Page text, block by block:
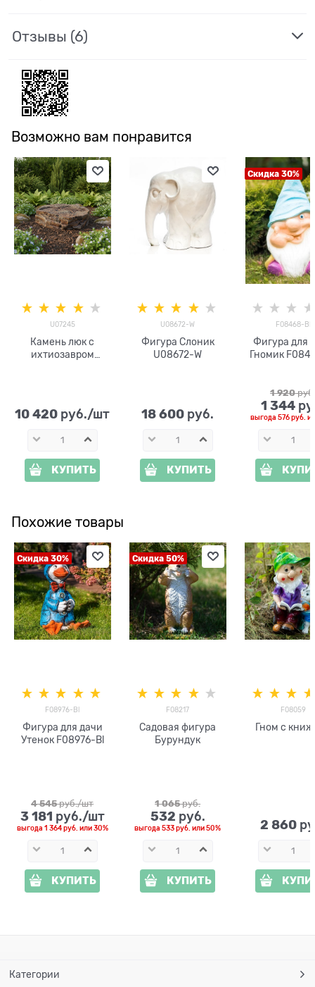
Отзывы (6)
Возможно вам понравится
U07245
Камень люк с
ихтиозавром
10 420 руб./шт
КУПИТЬ
U08672-W
Фигура Слоник
U08672-W
18 600 руб.
КУПИТЬ
Скидка 30%
F08468-Bl
Фигура для
Гномик
1 920
1 344
выгода 576 руб.
Похожие товары
Скидка 30%
F08976-Bl
Фигура для дачи
Утенок F08976-Bl
4 545 руб./шт
3 181 руб./шт
выгода 1 364 руб. или30%
КУПИТЬ
Скидка 50%
F08217
Садовая фигура
Бурундук
1 065 руб.
532 руб.
выгода533 руб. или50%
КУПИТЬ
F08059
Гном с
2 860
Категории